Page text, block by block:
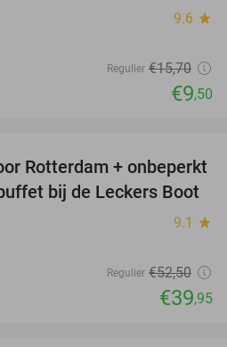
9.6 star
Regulier €15,70
€9,50
24%
Rotterdam + onbeperkt
bij de Leckers Boot
9.1 star
Regulier €52,50
€39,95